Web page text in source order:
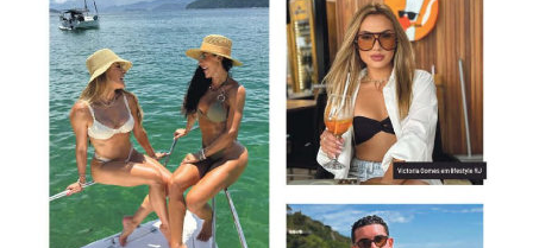
Hesea
Tecnologia
Sistemas